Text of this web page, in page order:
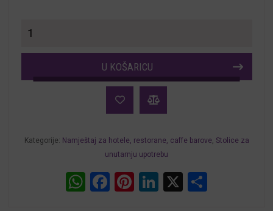
za
restorane
hotele
U KOŠARICU
Kategorije: Namještaj za hotele, restorane, caffe barove, Stolice za
unutarnju upotrebu
WhatsApp
Facebook
Pinterest
LinkedIn
X